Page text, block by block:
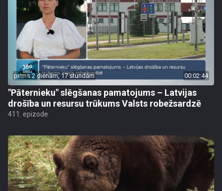
pirms 2 dienām, 17 stundām 00:02:44
"Pāternieku" slēgšanas pamatojums – Latvijas
drošība un resursu trūkums Valsts robežsardzē
411. epizode